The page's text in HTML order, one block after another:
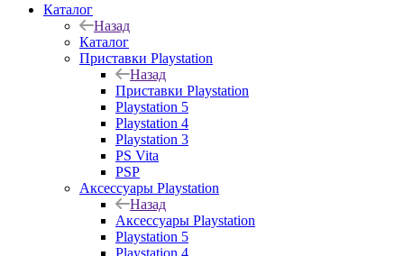
Каталог
Назад
Каталог
Приставки Playstation
Назад
Приставки Playstation
Playstation 5
Playstation 4
Playstation 3
PS Vita
PSP
Аксессуары Playstation
Назад
Аксессуары Playstation
Playstation 5
Playstation 4